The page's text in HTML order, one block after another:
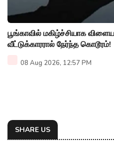
பூங்காவில் மகிழ்ச்சியாக
வீட்டுக்காரரால் நேர்ந்த கொடூரம்!
08 Aug 2026, 12:57 PM
SHARE US